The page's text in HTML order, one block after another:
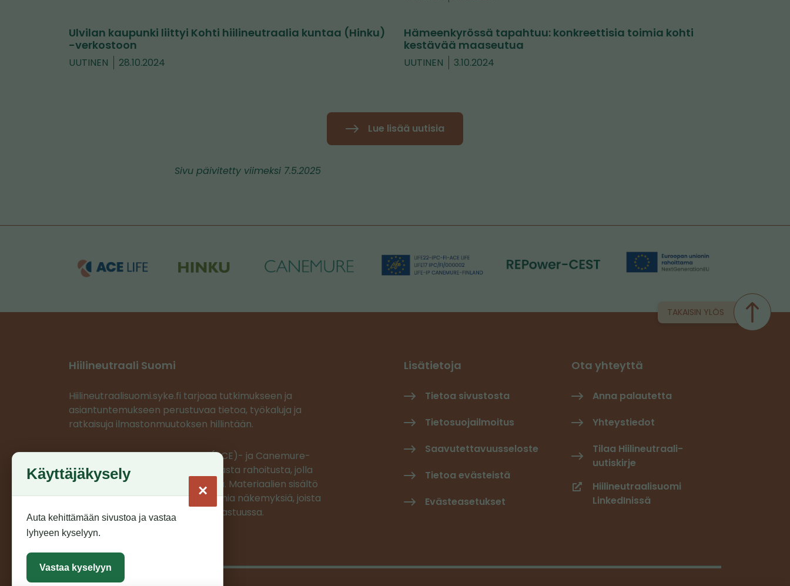
Ulvilan kaupunki liittyi Kohti hiilineutraalia kuntaa (Hinku)
-verkostoon
UUTINEN 28.10.2024
Hämeenkyrössä tapahtuu: konkreettisia toimia kohti
kestävää maaseutua
UUTINEN 3.10.2024
Lue lisää uutisia
Sivu päivitetty viimeksi 7.5.2025
TAKAISIN YLÖS
Hiilineutraali Suomi
Hiilineutraalisuomi.syke.fi tarjoaa tutkimukseen ja
asiantuntemukseen perustuvaa tietoa, työkaluja ja
ratkaisuja ilmastonmuutoksen hillintään.
Ilmastoratkaisujen vauhdittaja (ACE)- ja Canemure-
projektit saavat EU:n LIFE-ohjelmasta rahoitusta, jolla
projektien materiaalit on tuotettu. Materiaalien sisältö
edustaa ainoastaan projektien omia näkemyksiä, joista
CINEA/Euroopan komissio ei ole vastuussa.
Lisätietoja
Tietoa sivustosta
Tietosuojailmoitus
Saavutettavuusseloste
Tietoa evästeistä
Evästeasetukset
Ota yhteyttä
Anna palautetta
Yhteystiedot
Tilaa Hiilineutraali-
uutiskirje
Hiilineutraalisuomi
LinkedInissä
Käyttäjäkysely
×
Auta kehittämään sivustoa ja vastaa
lyhyeen kyselyyn.
Vastaa kyselyyn